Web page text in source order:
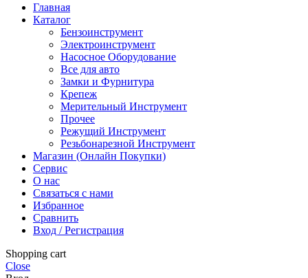
Главная
Каталог
Бензоинструмент
Электроинструмент
Насосное Оборудование
Все для авто
Замки и Фурнитура
Крепеж
Мерительный Инструмент
Прочее
Режущий Инструмент
Резьбонарезной Инструмент
Магазин (Онлайн Покупки)
Сервис
О нас
Связаться с нами
Избранное
Сравнить
Вход / Регистрация
Shopping cart
Close